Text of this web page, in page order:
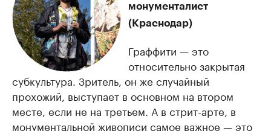
монументалист
(Краснодар)
Граффити — это
относительно закрытая
субкультура. Зритель, он же случайный
прохожий, выступает в основном на втором
месте, если не на третьем. А в стрит-арте, в
монументальной живописи самое важное — это